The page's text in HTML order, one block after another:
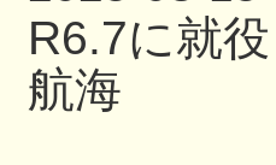
R6.7に就
航海